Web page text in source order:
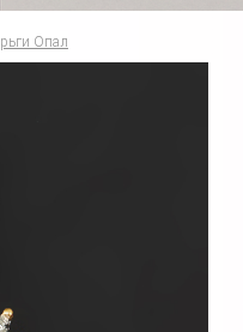
Опал